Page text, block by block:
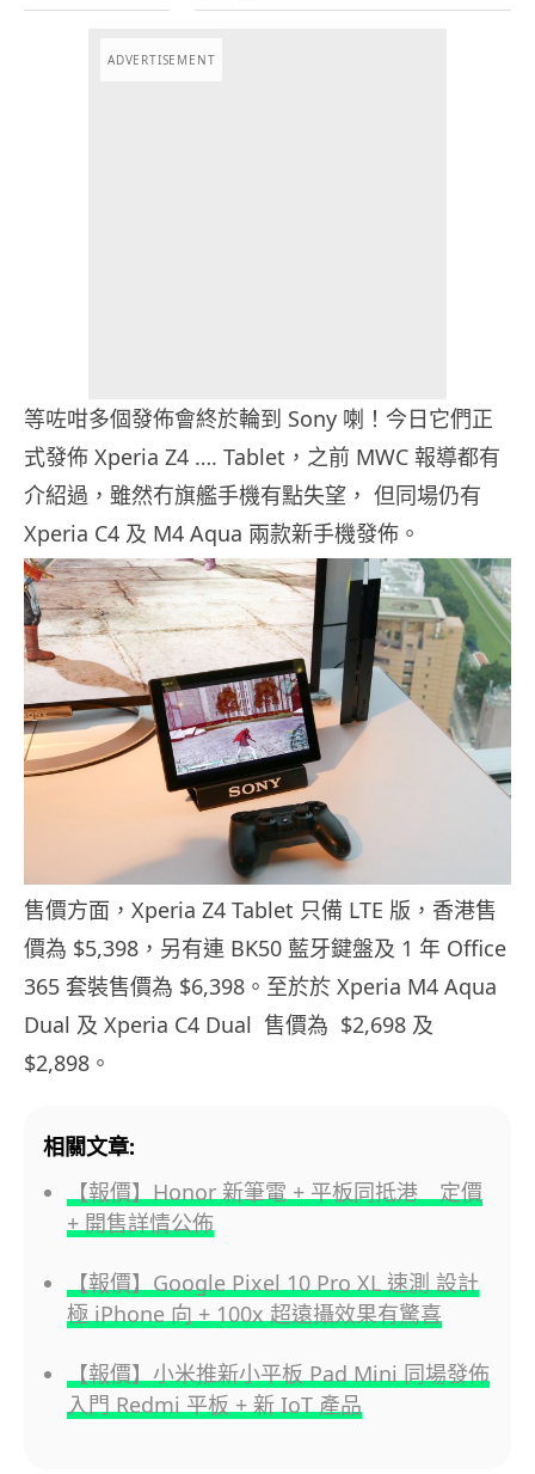
ADVERTISEMENT
等咗咁多個發佈會終於輪到 Sony 喇！今日它們正
式發佈 Xperia Z4 …. Tablet，之前 MWC 報導都有
介紹過，雖然冇旗艦手機有點失望， 但同場仍有
Xperia C4 及 M4 Aqua 兩款新手機發佈。
售價方面，Xperia Z4 Tablet 只備 LTE 版，香港售
價為 $5,398，另有連 BK50 藍牙鍵盤及 1 年 Office
365 套裝售價為 $6,398。至於於 Xperia M4 Aqua
Dual 及 Xperia C4 Dual 售價為 $2,698 及
$2,898。
相關文章:
【報價】Honor 新筆電 + 平板同抵港 定價
+ 開售詳情公佈
【報價】Google Pixel 10 Pro XL 速測 設計
極 iPhone 向 + 100x 超遠攝效果有驚喜
【報價】小米推新小平板 Pad Mini 同場發佈
入門 Redmi 平板 + 新 IoT 產品